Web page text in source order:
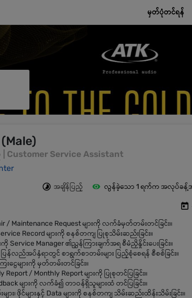
မှတ်ပုံတင်ရန်
Service Assistant
အချိန်ပြည့် လွန်ခဲ့သော 1 ရက်က အလုပ်ခန့်
/ Maintenance Request များကို လက်ခံမှတ်တမ်းတင်ခြင်း။
Record များကို စနစ်တကျ ပြုစုသိမ်းဆည်းခြင်း။
Service Manager ၏ညွှန်ကြားချက်အရ စီမံညှိနှိုင်းပေးခြင်း။
ပြန်လည်အပ်နှံရာတွင် စာရွက်စာတမ်းများ ပြည့်စုံစေရန် စီစစ်ခြင်း။
းငွေများကို မှတ်တမ်းတင်ခြင်း။
/ Monthly Report များကို ပြုစုတင်ပြခြင်း။
များကို လက်ခံ၍ တာဝန်ရှိသူများထံ တင်ပြခြင်း။
း၊ ဖိုင်များနှင့် Data များကို စနစ်တကျ သိမ်းဆည်းထိန်းသိမ်းခြင်း။